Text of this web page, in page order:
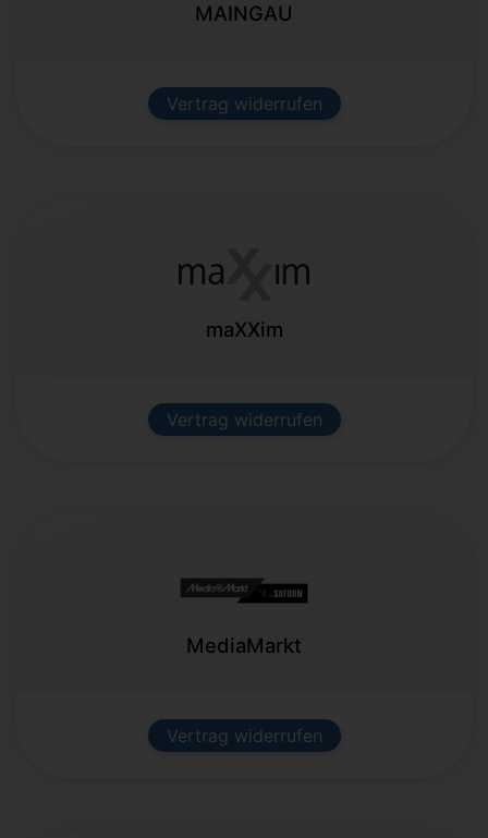
MAINGAU
Vertrag widerrufen
maXXim
Vertrag widerrufen
MediaMarkt
Vertrag widerrufen